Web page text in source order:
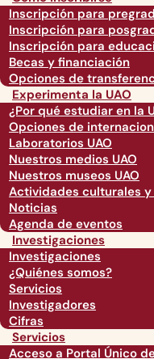
Inscripción para
Inscripción para
Inscripción para
Becas y financiación
Opciones de
Experimenta la UAO
¿Por qué estudiar en la
Opciones de
Laboratorios UAO
Nuestros medios UAO
Nuestros museos UAO
Actividades culturales
Noticias
Agenda de eventos
Investigaciones
Investigaciones
¿Quiénes somos?
Servicios
Investigadores
Cifras
Servicios
Acceso a Portal Único